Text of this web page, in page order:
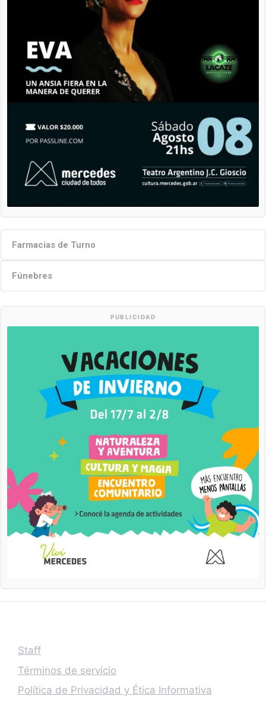
Farmacias de Turno
Fúnebres
PUBLICIDAD
Staff
Términos de servicio
Política de Privacidad y Ética Informativa